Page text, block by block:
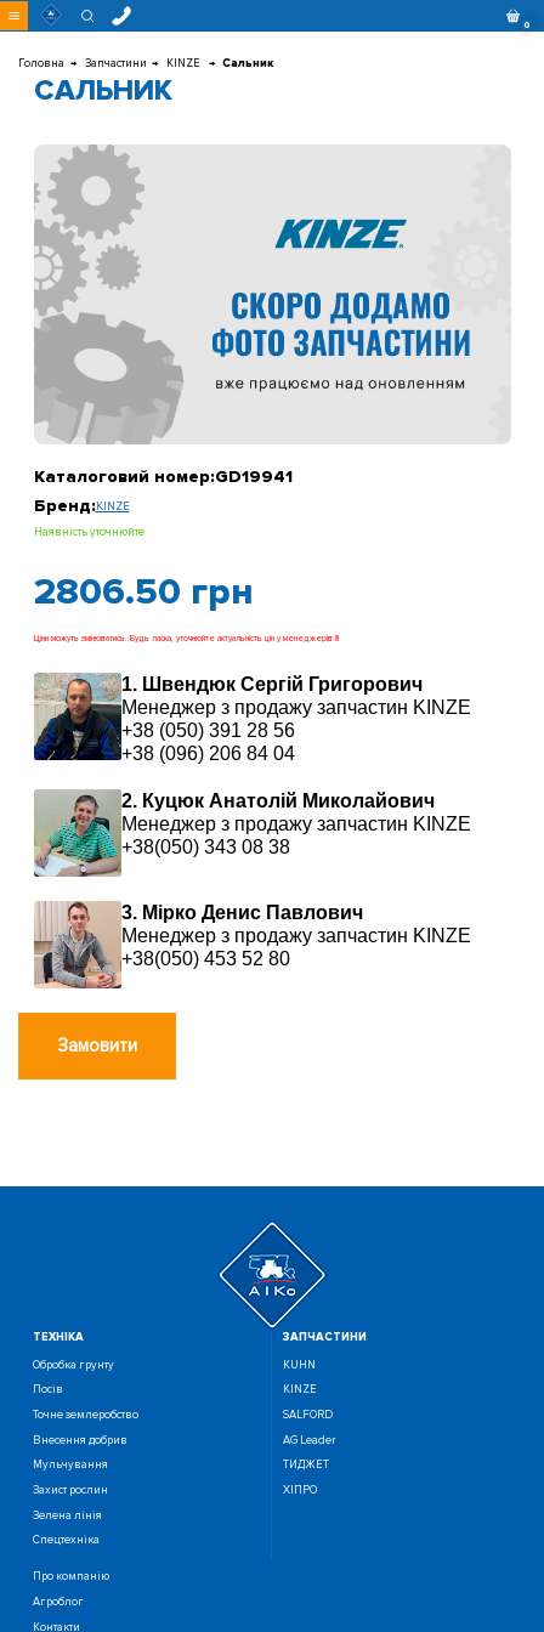
Перейти
до 0
Головна Запчастини KINZE Сальник
САЛЬНИК
Каталоговий номер:GD19941
Бренд:KINZE
Наявність уточнюйте
2806.50 грн
Ціни можуть змінюватись. Будь ласка, уточнюйте актуальність цін у менеджерів !!!
1. Швендюк Сергій Григорович
Менеджер з продажу запчастин KINZE
+38 (050) 391 28 56
+38 (096) 206 84 04
2. Куцюк Анатолій Миколайович
Менеджер з продажу запчастин KINZE
+38(050) 343 08 38
3. Мірко Денис Павлович
Менеджер з продажу запчастин KINZE
+38(050) 453 52 80
Замовити
ТЕХНIКА
Обробка грунту
Посiв
Точне землеробство
Внесення добрив
Мульчування
Захист рослин
Зелена лінія
Спецтехніка
ЗАПЧАСТИНИ
KUHN
KINZE
SALFORD
AG Leader
ТИДЖЕТ
ХІПРО
Про компанію
Агроблог
Контакти